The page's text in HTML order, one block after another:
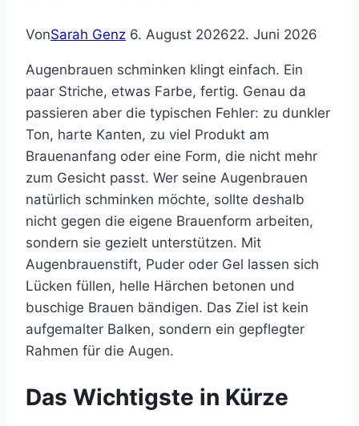
VonSarah Genz 6. August 202622. Juni 2026
Augenbrauen schminken klingt einfach. Ein
paar Striche, etwas Farbe, fertig. Genau da
passieren aber die typischen Fehler: zu dunkler
Ton, harte Kanten, zu viel Produkt am
Brauenanfang oder eine Form, die nicht mehr
zum Gesicht passt. Wer seine Augenbrauen
natürlich schminken möchte, sollte deshalb
nicht gegen die eigene Brauenform arbeiten,
sondern sie gezielt unterstützen. Mit
Augenbrauenstift, Puder oder Gel lassen sich
Lücken füllen, helle Härchen betonen und
buschige Brauen bändigen. Das Ziel ist kein
aufgemalter Balken, sondern ein gepflegter
Rahmen für die Augen.
Das Wichtigste in Kürze